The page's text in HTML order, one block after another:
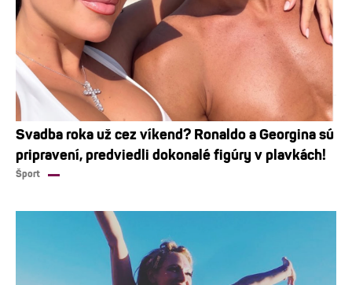
Svadba roka už cez víkend? Ronaldo a Georgina sú
pripravení, predviedli dokonalé figúry v plavkách!
Šport